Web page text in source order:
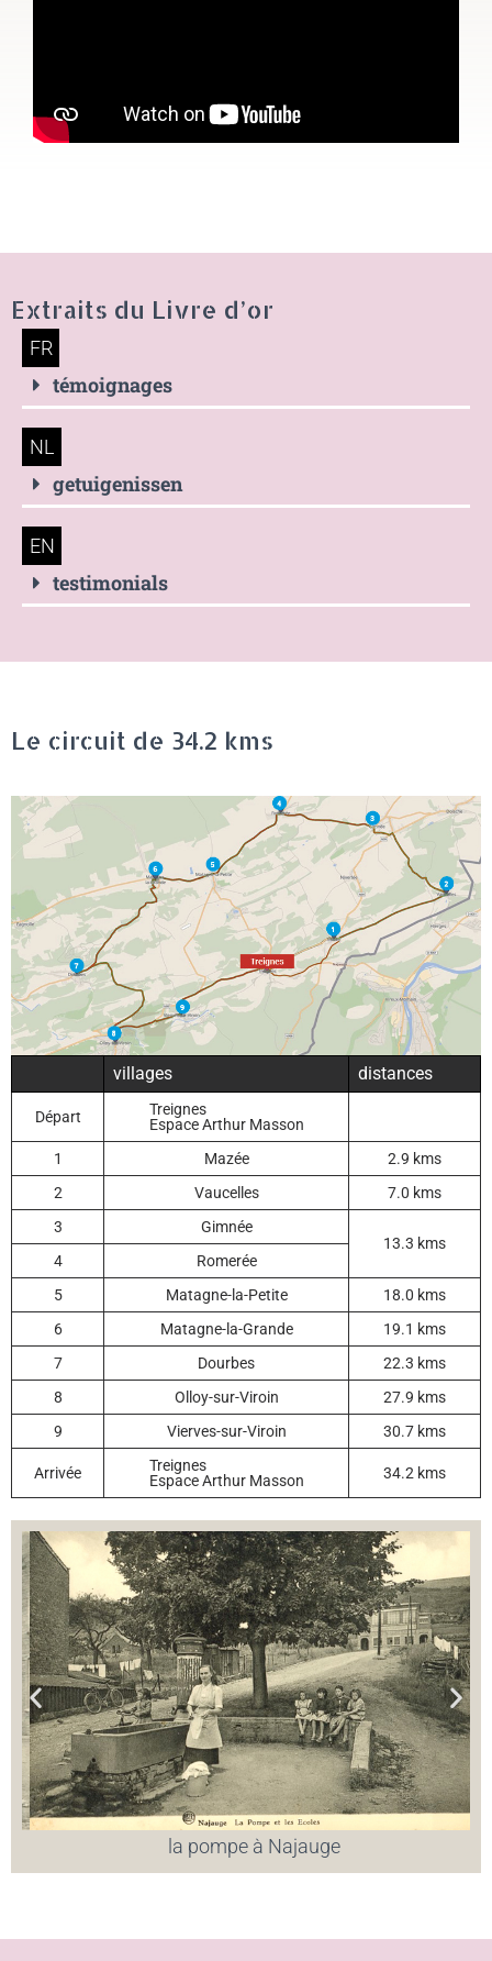
Extraits du Livre d’or
FR
témoignages
NL
getuigenissen
EN
testimonials
Le circuit de 34.2 kms
villages distances
Départ
Treignes
Espace Arthur Masson
1
Mazée
2.9 kms
2
Vaucelles
7.0 kms
3
Gimnée
13.3 kms
4
Romerée
5
Matagne-la-Petite
18.0 kms
6
Matagne-la-Grande
19.1 kms
7
Dourbes
22.3 kms
8
Olloy-sur-Viroin
27.9 kms
9
Vierves-sur-Viroin 30.7 kms
Arrivée
Treignes
Espace Arthur Masson
34.2 kms
la pompe à Najauge